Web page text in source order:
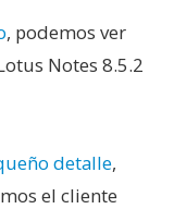
, podemos ver
Notes 8.5.2
detalle,
el cliente